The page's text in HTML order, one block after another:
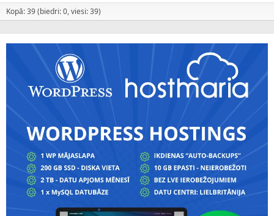
Kopā: 39 (biedri: 0, viesi: 39)